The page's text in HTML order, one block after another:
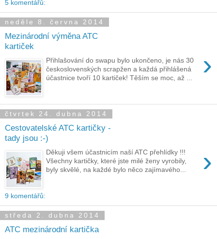
5 komentářů:
neděle 8. června 2014
Mezinárodní výměna ATC
kartiček
›
Přihlašování do swapu bylo ukončeno, je nás 30
československých scrapžen a každá přihlášená
účastnice tvoří 10 kartiček! Těším se moc, až ...
čtvrtek 24. dubna 2014
Cestovatelské ATC kartičky -
tady jsou :-)
›
Děkuji všem účastnicím naší ATC přehlídky !!!
Všechny kartičky, které jste milé ženy vyrobily,
byly skvělé, na každé bylo něco zajímavého...
9 komentářů:
středa 2. dubna 2014
ATC mezinárodní kartička